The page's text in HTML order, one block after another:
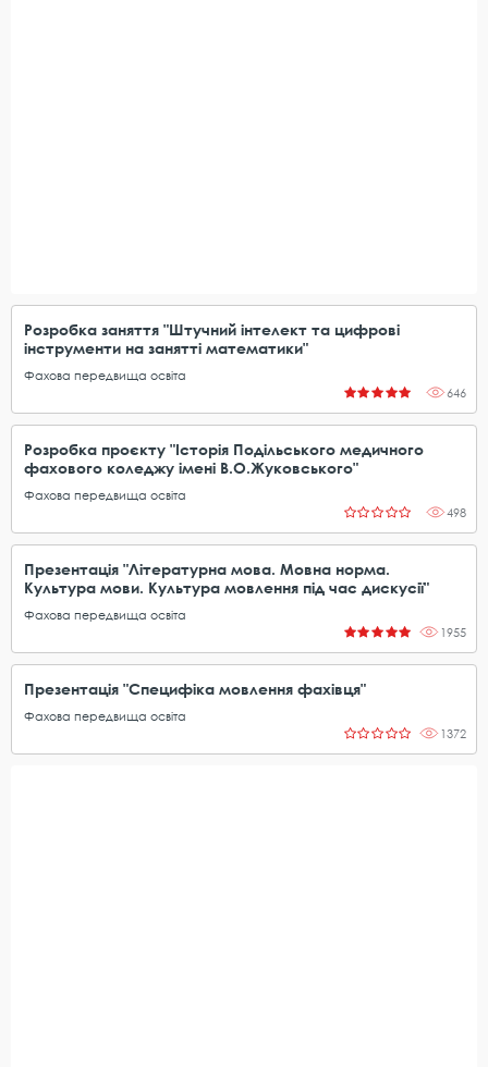
Розробка заняття "Штучний інтелект та цифрові
інструменти на занятті математики"
Фахова передвища освіта
646
Розробка проєкту "Історія Подільського медичного
фахового коледжу імені В.О.Жуковського"
Фахова передвища освіта
498
Презентація "Літературна мова. Мовна норма.
Культура мови. Культура мовлення під час дискусії"
Фахова передвища освіта
1955
Презентація "Специфіка мовлення фахівця"
Фахова передвища освіта
1372